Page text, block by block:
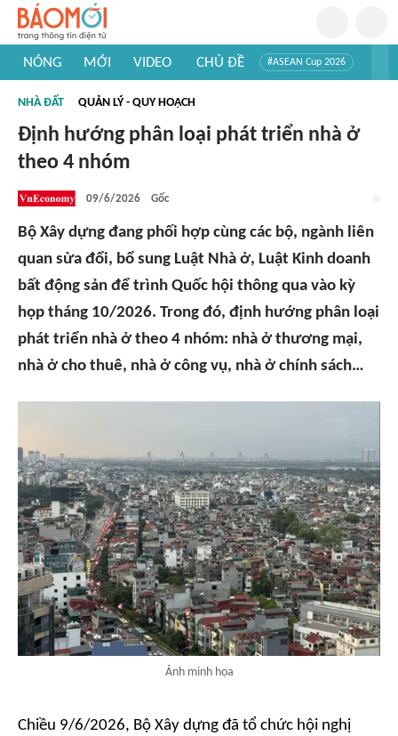
NÓNG MỚI VIDEO CHỦ ĐỀ #ASEAN Cup 2026
#Khám phá thế giới
NHÀ ĐẤT QUẢN LÝ - QUY HOẠCH
Định hướng phân loại phát triển nhà ở
theo 4 nhóm
09/6/2026 Gốc
Bộ Xây dựng đang phối hợp cùng các bộ, ngành liên
quan sửa đổi, bổ sung Luật Nhà ở, Luật Kinh doanh
bất động sản để trình Quốc hội thông qua vào kỳ
họp tháng 10/2026. Trong đó, định hướng phân loại
phát triển nhà ở theo 4 nhóm: nhà ở thương mại,
nhà ở cho thuê, nhà ở công vụ, nhà ở chính sách…
Ảnh minh họa
Chiều 9/6/2026, Bộ Xây dựng đã tổ chức hội nghị